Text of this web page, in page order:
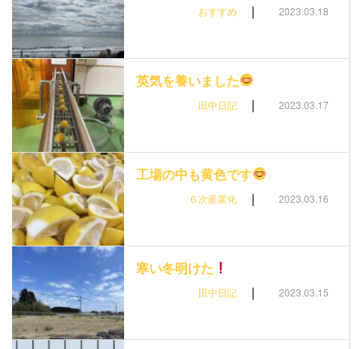
おすすめ | 2023.03.18
英気を養いました
田中日記 | 2023.03.17
工場の中も黄色です
６次産業化 | 2023.03.16
寒い冬明けた
田中日記 | 2023.03.15